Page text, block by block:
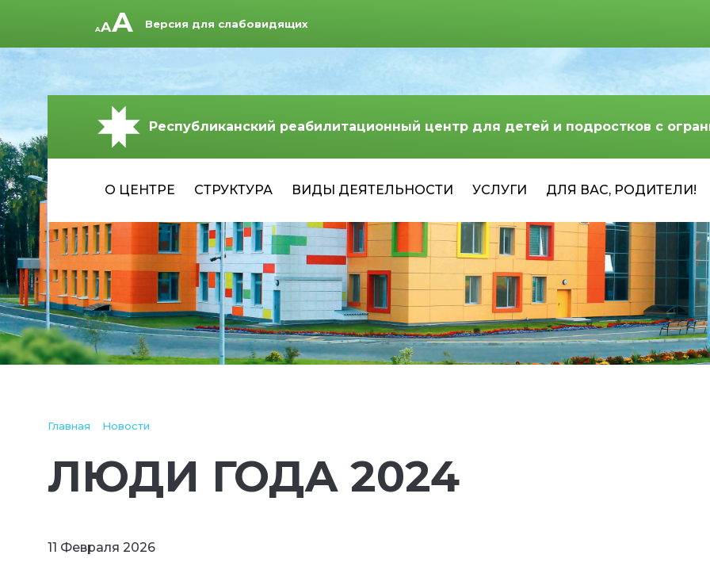
Версия для слабовидящих
Республиканский реабилитационный центр для детей и подростков с
О ЦЕНТРЕ СТРУКТУРА ВИДЫ ДЕЯТЕЛЬНОСТИ УСЛУГИ ДЛЯ ВАС, РОДИТЕЛИ!
Главная Новости
ЛЮДИ ГОДА 2024
11 Февраля 2026